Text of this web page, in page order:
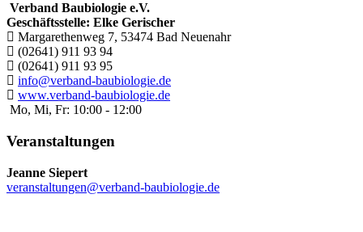
Verband Baubiologie e.V.
Geschäftsstelle: Elke Gerischer
Margarethenweg 7, 53474 Bad Neuenahr
(02641) 911 93 94
(02641) 911 93 95
info@verband-baubiologie.de
www.verband-baubiologie.de
Mo, Mi, Fr: 10:00 - 12:00
Veranstaltungen
Jeanne Siepert
veranstaltungen@verband-baubiologie.de